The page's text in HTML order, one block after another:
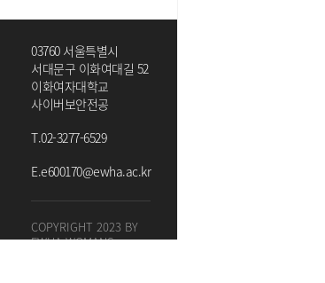
03760 서울특별시
서대문구 이화여대길 52
이화여자대학교
사이버보안전공
T.02-3277-6529
E.e600170@ewha.ac.kr
COPYRIGHT 2023 BY
EWHA WOMANS